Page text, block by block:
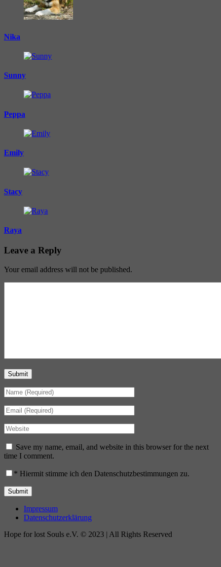
Nika
Sunny
Peppa
Emily
Stacy
Raya
Leave a Reply
Your email address will not be published.
Submit
Save my name, email, and website in this browser for the next
time I comment.
* Hiermit stimme ich den Datenschutzbestimmungen zu.
Impressum
Datenschutzerklärung
Hope for lost Souls e.V. © 2023 | All Rights Reserved